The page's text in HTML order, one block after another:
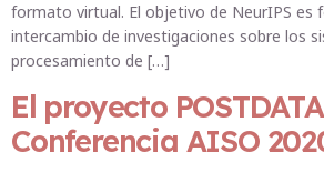
formato virtual. El objetivo de NeurIPS es
intercambio de investigaciones sobre los
procesamiento de […]
El proyecto
Conferencia AISO